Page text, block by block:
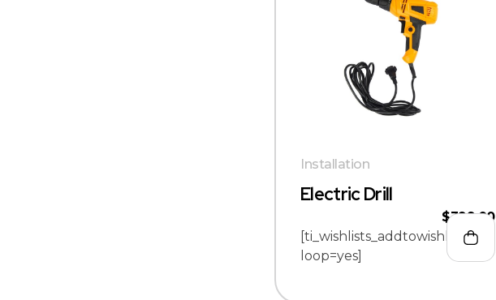
Electric Drill
$399.00
Installation
[ti_wishlists_addtowishlist
loop=yes]